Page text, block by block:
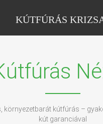
KÚTFÚRÁS
környezetbarát kútfúrás –
kút garanciával